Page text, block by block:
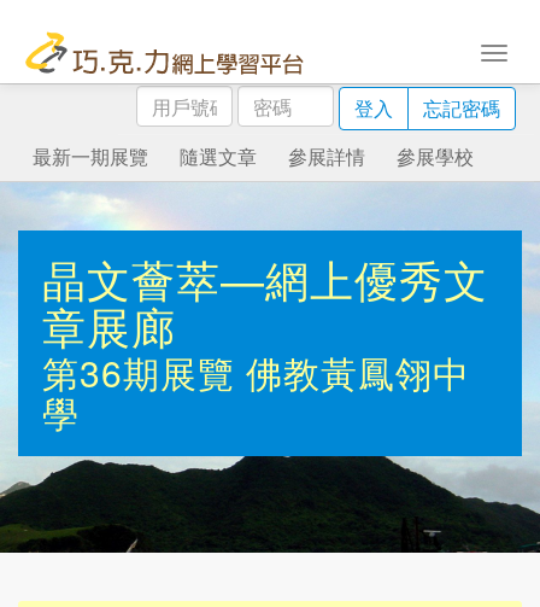
用
戶
號
碼
密
碼
登入
忘記密碼
最新一期展覽
隨選文章 參展詳情 參展學校
晶文薈萃—網上優秀文
章展廊
第36期展覽 佛教黃鳳翎中
學